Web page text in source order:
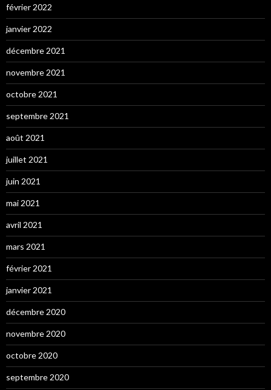
février 2022
janvier 2022
décembre 2021
novembre 2021
octobre 2021
septembre 2021
août 2021
juillet 2021
juin 2021
mai 2021
avril 2021
mars 2021
février 2021
janvier 2021
décembre 2020
novembre 2020
octobre 2020
septembre 2020